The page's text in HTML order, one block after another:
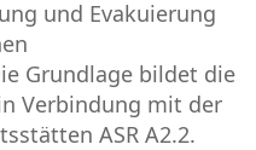
und Evakuierung
Grundlage bildet die
Verbindung mit der
ASR A2.2.